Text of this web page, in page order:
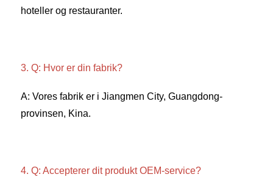
hoteller og restauranter.
3. Q: Hvor er din fabrik?
A: Vores fabrik er i Jiangmen City, Guangdong-
provinsen, Kina.
4. Q: Accepterer dit produkt OEM-service?